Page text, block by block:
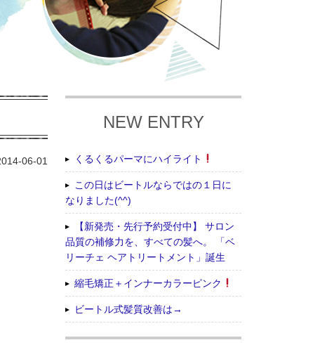
06-01
NEW ENTRY
くるくるパーマにハイライト
この日はビートルならではの１日に
なりました(^^)
【新発売・先行予約受付中】 サロン
品質の補修力を、すべての髪へ。 「ベ
リーチェ ヘアトリートメント」誕生
縮毛矯正＋インナーカラーピンク
ビートル式髪質改善は→